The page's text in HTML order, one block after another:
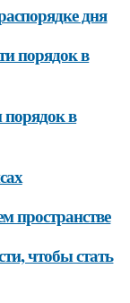
дня
порядок в
в
пространстве
чтобы стать